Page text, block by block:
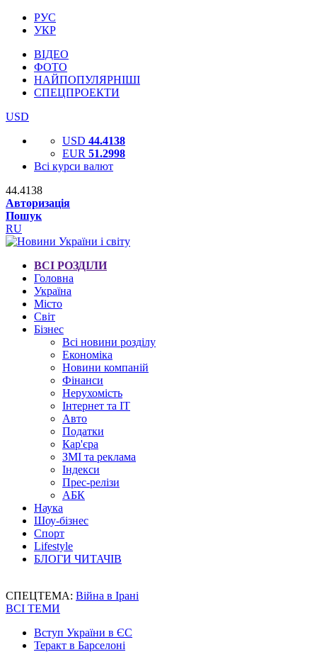
РУС
УКР
ВІДЕО
ФОТО
НАЙПОПУЛЯРНІШІ
СПЕЦПРОЕКТИ
USD
USD 44.4138
EUR 51.2998
Всі курси валют
44.4138
Авторизація
Пошук
RU
ВСІ РОЗДІЛИ
Головна
Україна
Місто
Світ
Бізнес
Всі новини розділу
Економіка
Новини компаній
Фінанси
Нерухомість
Інтернет та IT
Авто
Податки
Кар'єра
ЗМІ та реклама
Індекси
Прес-релізи
АБК
Наука
Шоу-бізнес
Спорт
Lifestyle
БЛОГИ ЧИТАЧІВ
СПЕЦТЕМА: Війна в Ірані
ВСІ ТЕМИ
Вступ України в ЄС
Теракт в Барселоні